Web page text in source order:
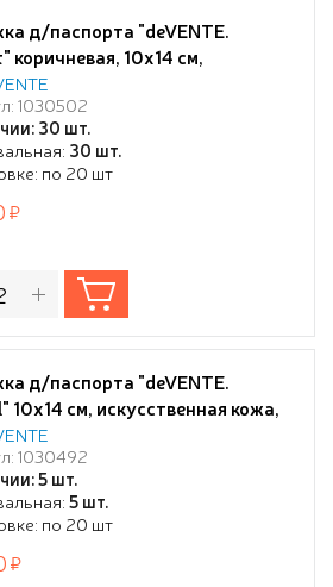
д/паспорта "deVENTE.
коричневая, 10x14 см,
кожа, поролон,
резинка, отстрочка, 3
для визиток, в пластиковом
с европодвесом,
1030502
30 шт.
30 шт.
по 20 шт
д/паспорта "deVENTE.
10x14 см, искусственная кожа,
отстрочка, 2 отделения для
в пластиковом пакете с
1030492
5 шт.
5 шт.
по 20 шт